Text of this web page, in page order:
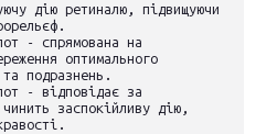
дію ретиналю, підвищуючи
- спрямована на
оптимального
подразнень.
- відповідає за
заспокійливу дію,